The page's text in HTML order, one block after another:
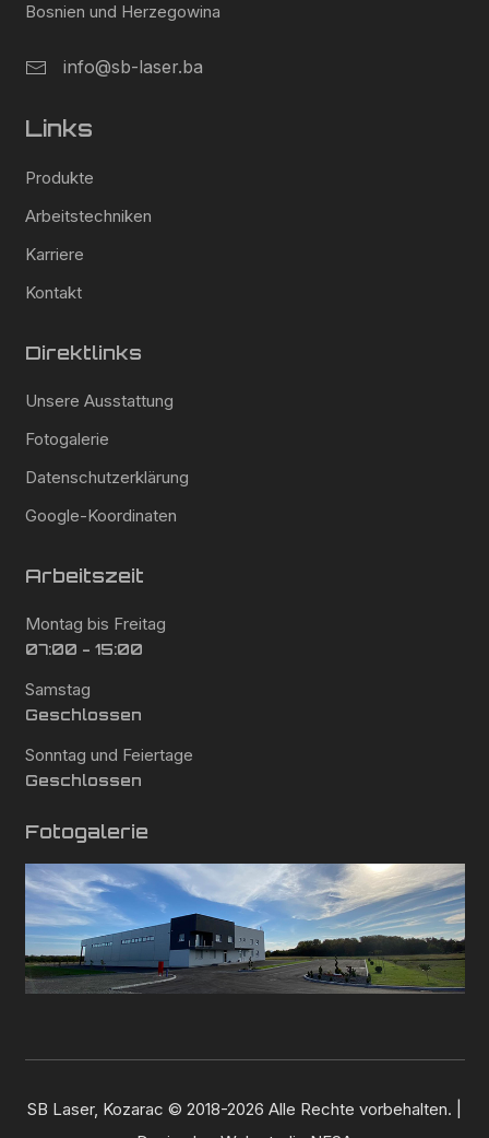
Bosnien und Herzegowina
info@sb-laser.ba
Links
Produkte
Arbeitstechniken
Karriere
Kontakt
Direktlinks
Unsere Ausstattung
Fotogalerie
Datenschutzerklärung
Google-Koordinaten
Arbeitszeit
Montag bis Freitag
07:00 - 15:00
Samstag
Geschlossen
Sonntag und Feiertage
Geschlossen
Fotogalerie
SB Laser, Kozarac © 2018-2026 Alle Rechte vorbehalten. |